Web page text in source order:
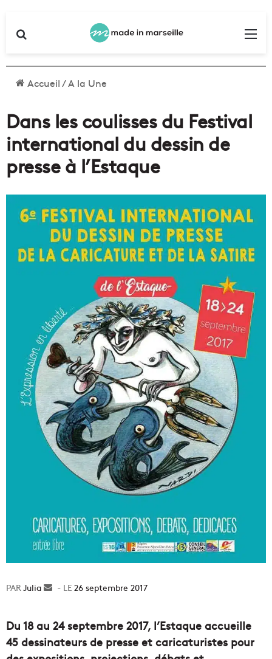
Accueil/A la Une
Dans les coulisses du Festival
international du dessin de
presse à l’Estaque
Julia
Envoyer26 septembre 2017
Du 18 au 24 septembre 2017, l’Estaque accueille
45 dessinateurs de presse et caricaturistes pour